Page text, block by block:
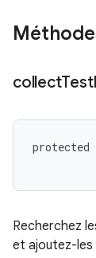
collectTest
Recherchez
et ajoutez-les